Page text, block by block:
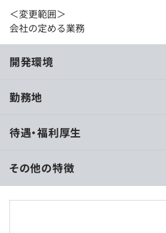
＜変更範囲＞
会社の定める業務
開発環境
な組織で、現在全く使っていない言
・短期的な利益ではなく、提供価値
視して開発を進める社風です。
・新規案件は企画部門との共同でプ
ため、社内のコミュニケーションも
勤務地
待遇・福利厚生
月給：353,000円～477,000円
※上記金額には勤務地手当（東
その他の特徴